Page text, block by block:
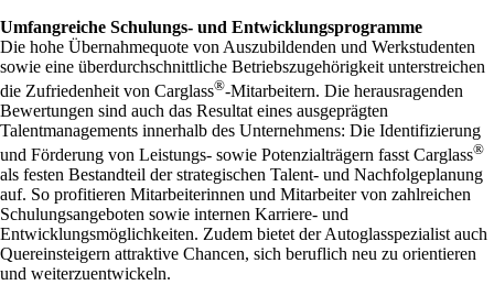
Umfangreiche Schulungs- und Entwicklungsprogramme
Die hohe Übernahmequote von Auszubildenden und Werkstudenten
sowie eine überdurchschnittliche Betriebszugehörigkeit unterstreichen
die Zufriedenheit von Carglass®-Mitarbeitern. Die herausragenden
Bewertungen sind auch das Resultat eines ausgeprägten
Talentmanagements innerhalb des Unternehmens: Die Identifizierung
und Förderung von Leistungs- sowie Potenzialträgern fasst Carglass®
als festen Bestandteil der strategischen Talent- und Nachfolgeplanung
auf. So profitieren Mitarbeiterinnen und Mitarbeiter von zahlreichen
Schulungsangeboten sowie internen Karriere- und
Entwicklungsmöglichkeiten. Zudem bietet der Autoglasspezialist auch
Quereinsteigern attraktive Chancen, sich beruflich neu zu orientieren
und weiterzuentwickeln.